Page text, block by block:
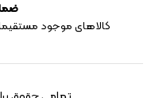
کالاهای موجود